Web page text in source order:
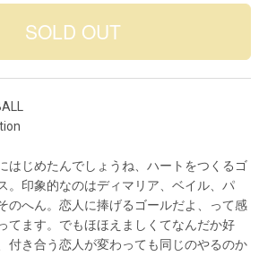
はじめたんでしょうね、ハートをつくるゴ
。印象的なのはディマリア、ベイル、パ
のへん。恋人に捧げるゴールだよ、って感
てます。でもほほえましくてなんだか好
付き合う恋人が変わっても同じのやるのか